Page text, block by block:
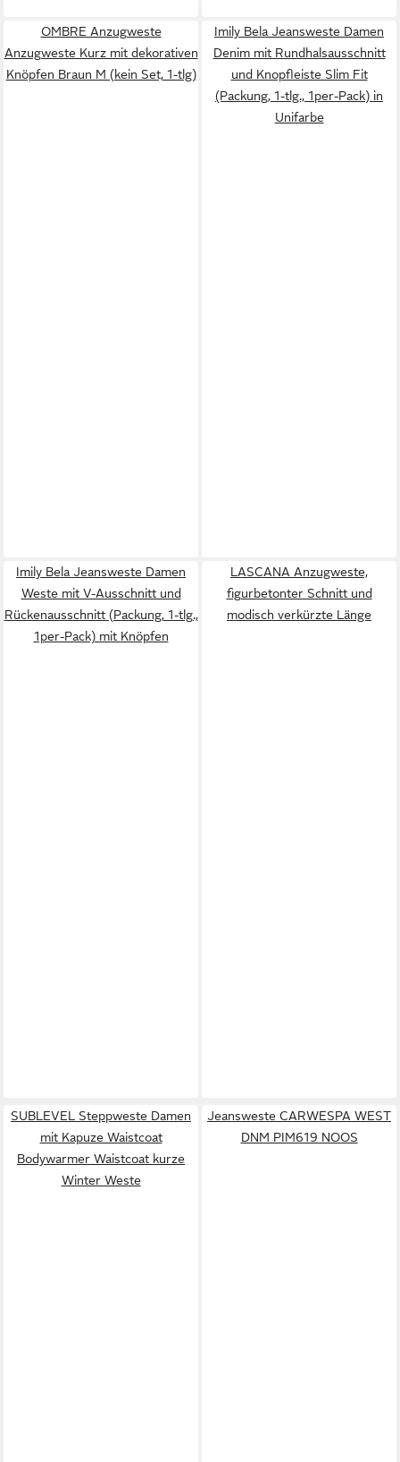
OMBRE Anzugweste
Anzugweste Kurz mit dekorativen
Knöpfen Braun M (kein Set, 1-tlg)
Imily Bela Jeansweste Damen
Denim mit Rundhalsausschnitt
und Knopfleiste Slim Fit
(Packung, 1-tlg., 1per-Pack) in
Unifarbe
Imily Bela Jeansweste Damen
Weste mit V-Ausschnitt und
Rückenausschnitt (Packung, 1-tlg.,
1per-Pack) mit Knöpfen
LASCANA Anzugweste,
figurbetonter Schnitt und
modisch verkürzte Länge
SUBLEVEL Steppweste Damen
mit Kapuze Waistcoat
Bodywarmer Waistcoat kurze
Winter Weste
Jeansweste CARWESPA WEST
DNM PIM619 NOOS